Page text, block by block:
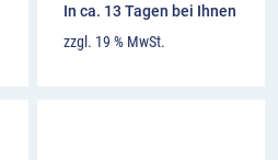
In ca. 13 Tagen bei Ihnen
zzgl. 19 % MwSt.